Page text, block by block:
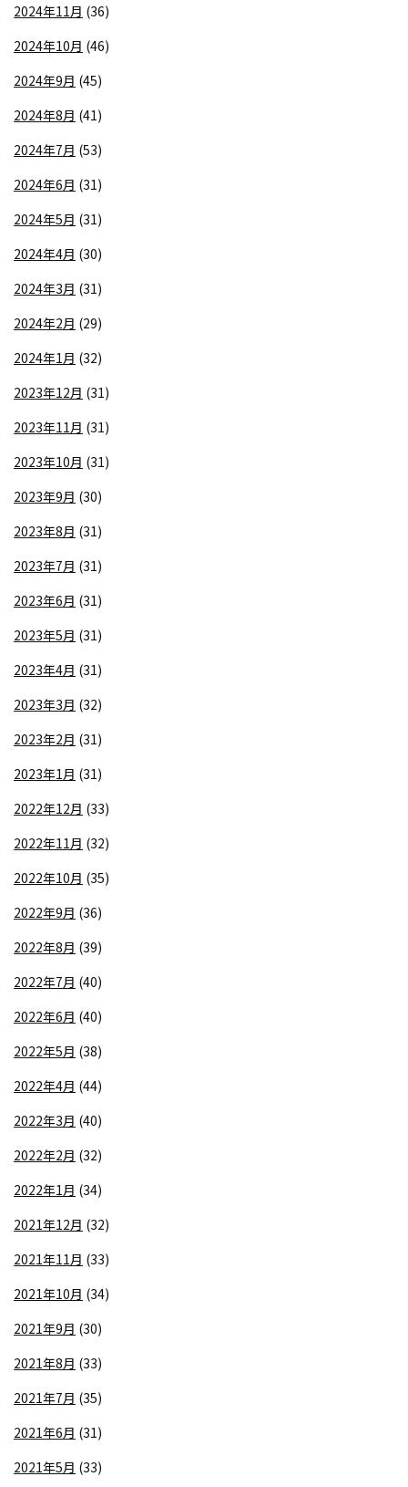
2024年11月 (36)
2024年10月 (46)
2024年9月 (45)
2024年8月 (41)
2024年7月 (53)
2024年6月 (31)
2024年5月 (31)
2024年4月 (30)
2024年3月 (31)
2024年2月 (29)
2024年1月 (32)
2023年12月 (31)
2023年11月 (31)
2023年10月 (31)
2023年9月 (30)
2023年8月 (31)
2023年7月 (31)
2023年6月 (31)
2023年5月 (31)
2023年4月 (31)
2023年3月 (32)
2023年2月 (31)
2023年1月 (31)
2022年12月 (33)
2022年11月 (32)
2022年10月 (35)
2022年9月 (36)
2022年8月 (39)
2022年7月 (40)
2022年6月 (40)
2022年5月 (38)
2022年4月 (44)
2022年3月 (40)
2022年2月 (32)
2022年1月 (34)
2021年12月 (32)
2021年11月 (33)
2021年10月 (34)
2021年9月 (30)
2021年8月 (33)
2021年7月 (35)
2021年6月 (31)
2021年5月 (33)